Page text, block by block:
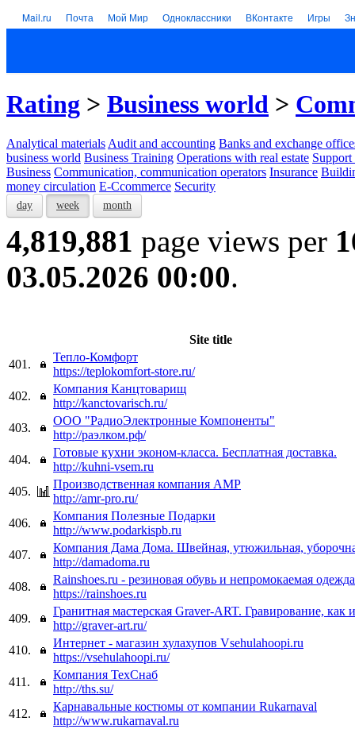
Mail.ru Почта Мой Мир Одноклассники ВКонтакте Игры
Rating > Business world >
Analytical materials Audit and accounting Banks and exchange
business world Business Training Operations with real estate Support
Business Communication, communication operators Insurance
money circulation E-Ccommerce Security
day week month
4,819,881 page views per
03.05.2026 00:00.
Site title
401.
Тепло-Комфорт
https://teplokomfort-store.ru/
402.
Компания Канцтоварищ
http://kanctovarisch.ru/
403.
ООО "РадиоЭлектронные Компоненты"
http://раэлком.рф/
404.
Готовые кухни эконом-класса. Бесплатная доставка.
http://kuhni-vsem.ru
405.
Производственная компания АМР
http://amr-pro.ru/
406.
Компания Полезные Подарки
http://www.podarkispb.ru
407.
Компания Дама Дома. Швейная, утюжильная,
http://damadoma.ru
408.
Rainshoes.ru - резиновая обувь и непромокаемая одежда
https://rainshoes.ru
409.
Гранитная мастерская Graver-ART. Гравирование, как
http://graver-art.ru/
410.
Интернет - магазин хулахупов Vsehulahoopi.ru
https://vsehulahoopi.ru/
411.
Компания ТехСнаб
http://ths.su/
412.
Карнавальные костюмы от компании Rukarnaval
http://www.rukarnaval.ru